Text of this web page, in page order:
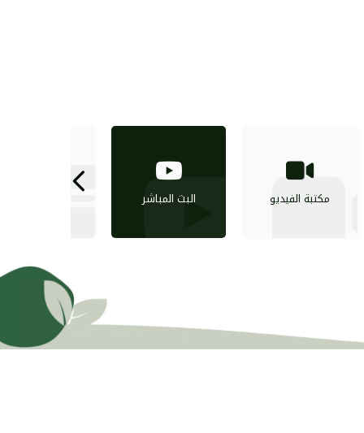
مكتبة الفيديو البث المباشر